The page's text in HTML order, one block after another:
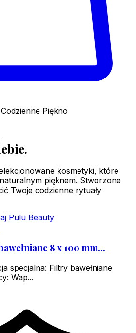
Piękno
kosmetyki, które
pięknem. Stworzone
Twoje codzienne rytuały
Pulu Beauty
8 x 100 mm...
specjalna: Filtry bawełniane
Wap...